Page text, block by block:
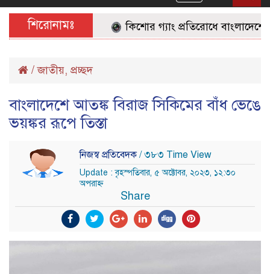
navigation
শিরোনামঃ কিশোর গ্যাং প্রতিরোধে বাংলাদেশের
/জাতীয়, প্রচ্ছদ
বাংলাদেশে আতঙ্ক বিরাজ সিকিমের বাঁধ ভেঙে
ভয়ঙ্কর রূপে তিস্তা
নিজস্ব প্রতিবেদক/ ৩৮৩ Time View
Update : বৃহস্পতিবার, ৫ অক্টোবর, ২০২৩, ১২:৩০
অপরাহ্ন
Share